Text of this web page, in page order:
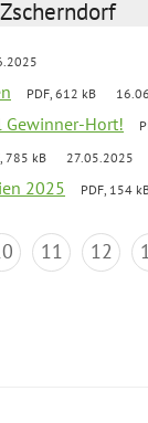
PDF, 612 kB
Gewinner-Hort!
785 kB 27.05.2025
2025 PDF, 154
11 12